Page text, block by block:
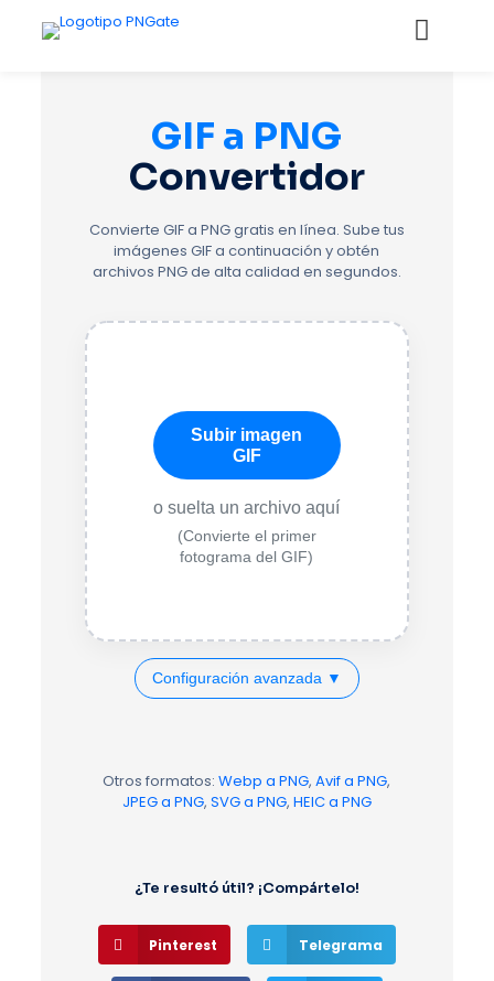
GIF a PNG
Convertidor
Convierte GIF a PNG gratis en línea. Sube tus
imágenes GIF a continuación y obtén
archivos PNG de alta calidad en segundos.
Subir imagen
GIF
o suelta un archivo aquí
(Convierte el primer
fotograma del GIF)
Configuración avanzada ▼
Otros formatos:Webp a PNG,Avif a PNG,
JPEG a PNG, SVG a PNG, HEIC a PNG
¿Te resultó útil? ¡Compártelo!
Pinterest Telegrama